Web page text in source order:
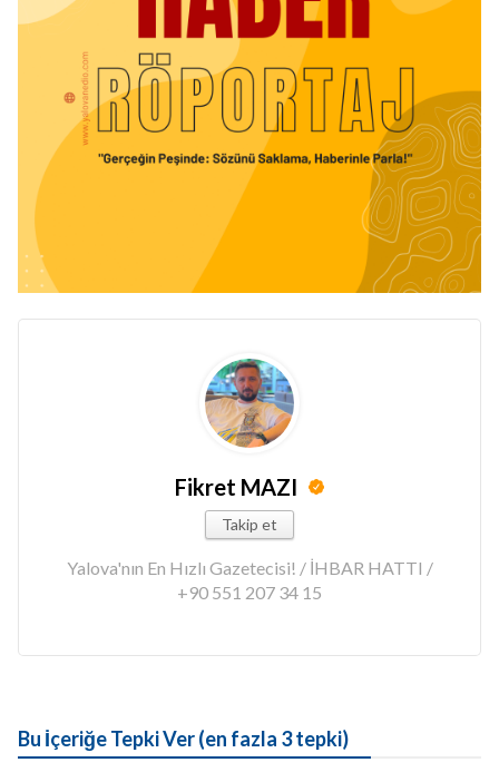
Fikret MAZI
Takip et
Yalova'nın En Hızlı Gazetecisi! / İHBAR HATTI /
+90 551 207 34 15
Bu İçeriğe Tepki Ver (en fazla 3 tepki)